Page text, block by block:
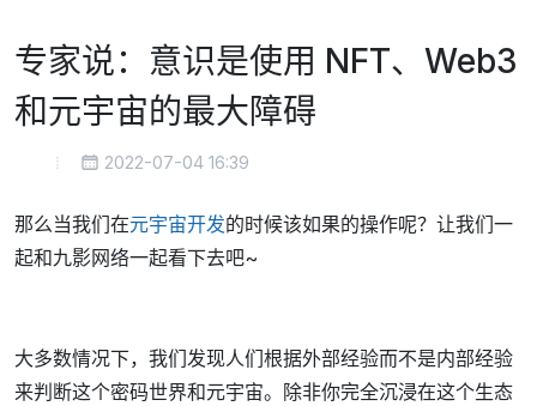
专家说：意识是使用 NFT、Web3
和元宇宙的最大障碍
2022-07-04 16:39
那么当我们在元宇宙开发的时候该如果的操作呢？让我们一
起和九影网络一起看下去吧~
大多数情况下，我们发现人们根据外部经验而不是内部经验
来判断这个密码世界和元宇宙。除非你完全沉浸在这个生态